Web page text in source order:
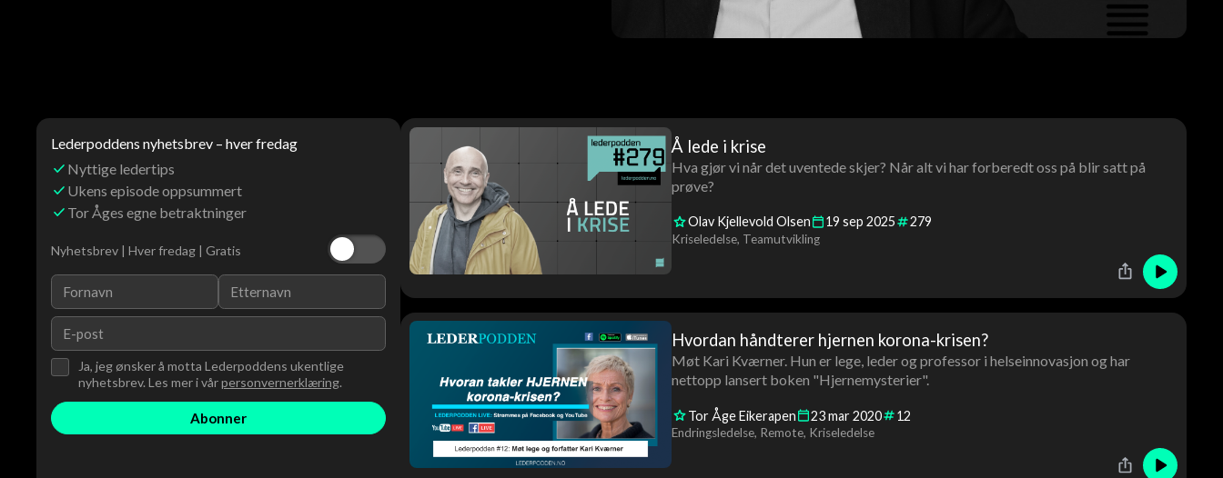
Lederpoddens nyhetsbrev – hver fredag
Nyttige ledertips
Ukens episode oppsummert
Tor Åges egne betraktninger
Nyhetsbrev | Hver fredag | Gratis
Ja, jeg ønsker å motta Lederpoddens ukentlige
nyhetsbrev. Les mer i vårpersonvernerklæring.
Å lede i krise
Hva gjør vi når det uventede skjer? Når alt vi har forberedt oss på blir satt på
prøve?
Olav Kjellevold Olsen 19 sep 2025 279
Kriseledelse Teamutvikling
Hvordan håndterer hjernen korona-krisen?
Møt Kari Kværner. Hun er lege, leder og professor i helseinnovasjon og har
nettopp lansert boken "Hjernemysterier".
Tor Åge Eikerapen 23mar2020 12
Endringsledelse Remote Kriseledelse